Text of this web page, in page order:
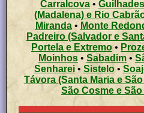
Carralcova•
(Madalena) e Rio
Miranda• Monte
Padreiro (Salvador e
Portela e Extremo •
Moinhos • Sabadim •
Senharei• Sistelo•
Távora (Santa Maria e
São Cosme e